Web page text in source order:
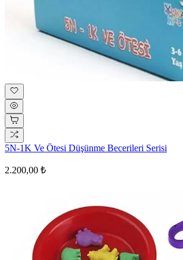
5N-1K Ve Ötesi Düşünme Becerileri Serisi
2.200,00 ₺